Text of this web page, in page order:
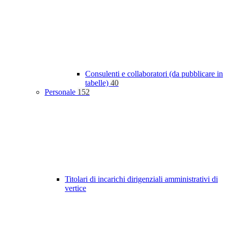
Consulenti e collaboratori (da pubblicare in
tabelle) 40
Personale 152
Titolari di incarichi dirigenziali amministrativi di
vertice